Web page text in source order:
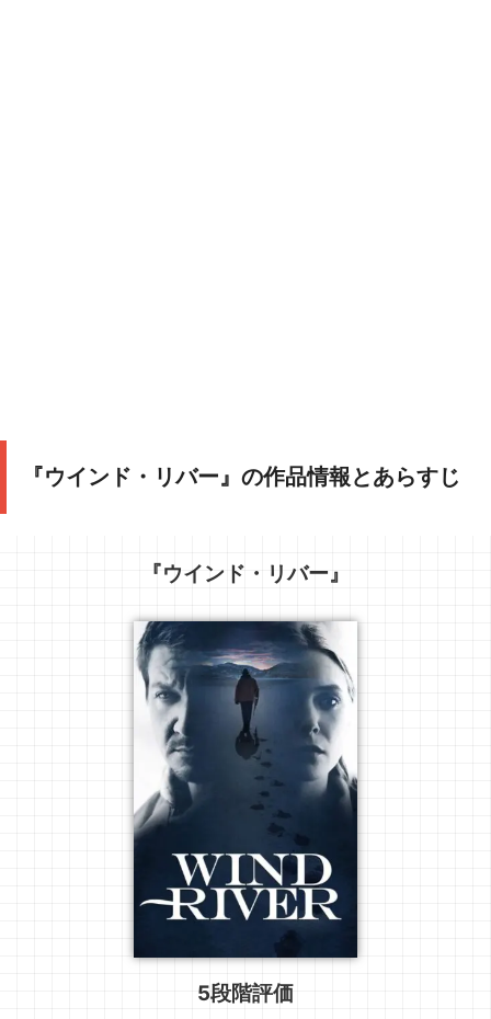
『ウインド・リバー』の作品情報とあらすじ
『ウインド・リバー』
5段階評価